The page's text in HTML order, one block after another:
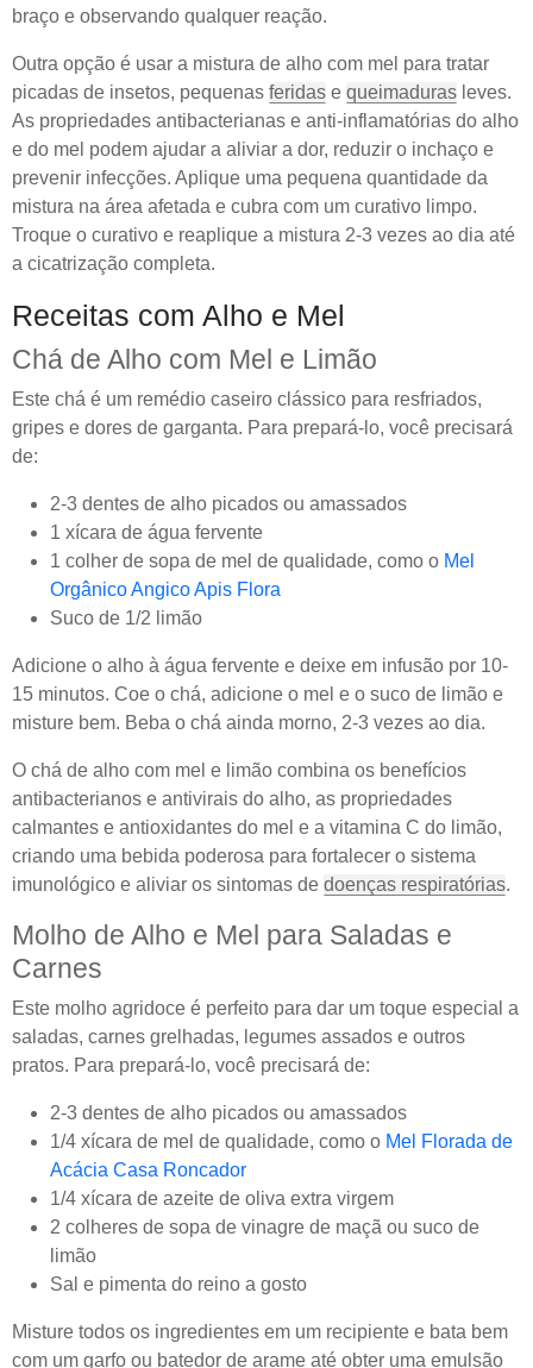
braço e observando qualquer reação.
Outra opção é usar a mistura de alho com mel para tratar
picadas de insetos, pequenas feridas e queimaduras leves.
As propriedades antibacterianas e anti-inflamatórias do alho
e do mel podem ajudar a aliviar a dor, reduzir o inchaço e
prevenir infecções. Aplique uma pequena quantidade da
mistura na área afetada e cubra com um curativo limpo.
Troque o curativo e reaplique a mistura 2-3 vezes ao dia até
a cicatrização completa.
Receitas com Alho e Mel
Chá de Alho com Mel e Limão
Este chá é um remédio caseiro clássico para resfriados,
gripes e dores de garganta. Para prepará-lo, você precisará
de:
2-3 dentes de alho picados ou amassados
1 xícara de água fervente
1 colher de sopa de mel de qualidade, como o Mel
Orgânico Angico Apis Flora
Suco de 1/2 limão
Adicione o alho à água fervente e deixe em infusão por 10-
15 minutos. Coe o chá, adicione o mel e o suco de limão e
misture bem. Beba o chá ainda morno, 2-3 vezes ao dia.
O chá de alho com mel e limão combina os benefícios
antibacterianos e antivirais do alho, as propriedades
calmantes e antioxidantes do mel e a vitamina C do limão,
criando uma bebida poderosa para fortalecer o sistema
imunológico e aliviar os sintomas de doenças respiratórias.
Molho de Alho e Mel para Saladas e
Carnes
Este molho agridoce é perfeito para dar um toque especial a
saladas, carnes grelhadas, legumes assados e outros
pratos. Para prepará-lo, você precisará de:
2-3 dentes de alho picados ou amassados
1/4 xícara de mel de qualidade, como o Mel Florada de
Acácia Casa Roncador
1/4 xícara de azeite de oliva extra virgem
2 colheres de sopa de vinagre de maçã ou suco de
limão
Sal e pimenta do reino a gosto
Misture todos os ingredientes em um recipiente e bata bem
com um garfo ou batedor de arame até obter uma emulsão